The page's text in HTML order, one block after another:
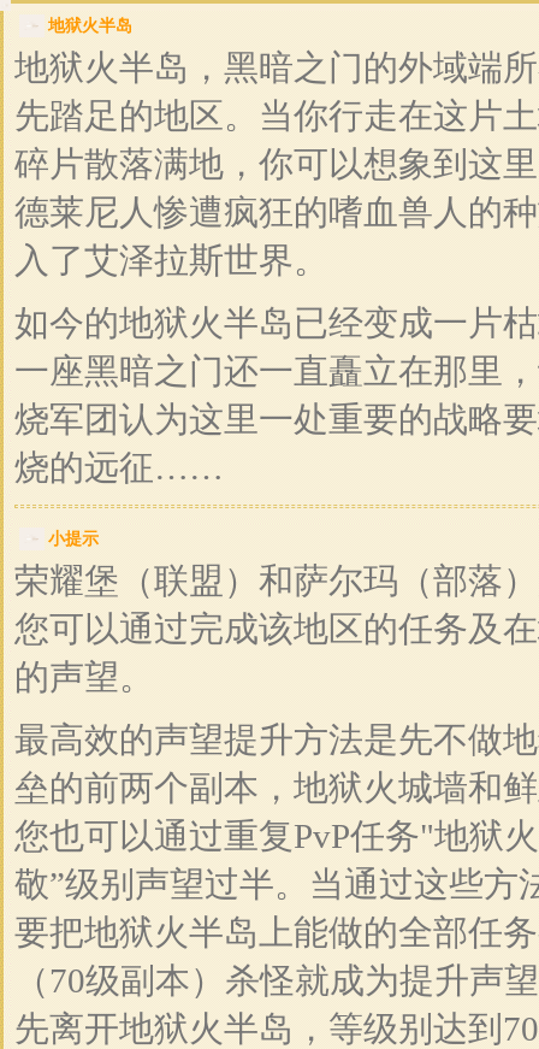
地狱火半岛
地狱火半岛，黑暗之门的外域端
先踏足的地区。当你行走在这片
碎片散落满地，你可以想象到这
德莱尼人惨遭疯狂的嗜血兽人
入了艾泽拉斯世界。
如今的地狱火半岛已经变成一片
一座黑暗之门还一直矗立在那里
烧军团认为这里一处重要的战略
烧的远征……
小提示
荣耀堡（联盟）和萨尔玛（部落
您可以通过完成该地区的任务及
的声望。
最高效的声望提升方法是先不做
垒的前两个副本，地狱火城墙和
您也可以通过重复PvP任务"地狱
敬”级别声望过半。当通过这些
要把地狱火半岛上能做的全部任
（70级副本）杀怪就成为提升声
先离开地狱火半岛，等级别达到